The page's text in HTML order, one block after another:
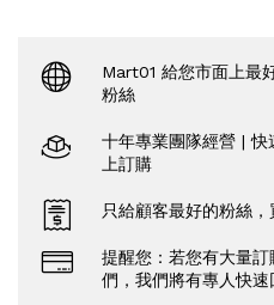
Mart01 給您市面上最
粉絲
十年專業團隊經營 | 快
上訂購
只給顧客最好的粉絲，
提醒您：若您有大量
們，我們將有專人快速